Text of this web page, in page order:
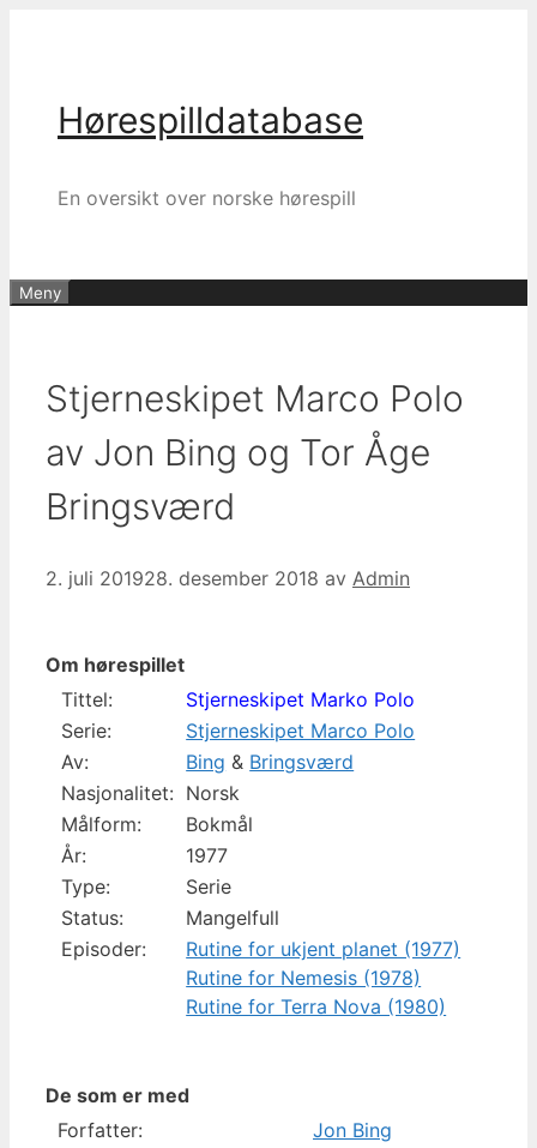
Hørespilldatabase
En oversikt over norske hørespill
Meny
Stjerneskipet Marco Polo
av Jon Bing og Tor Åge
Bringsværd
2. juli 201928. desember 2018 av Admin
Om hørespillet
Tittel:
Stjerneskipet Marko Polo
Serie:
Stjerneskipet Marco Polo
Av:
Bing & Bringsværd
Nasjonalitet: Norsk
Målform:
Bokmål
År:
1977
Type:
Serie
Status:
Mangelfull
Episoder:
Rutine for ukjent planet (1977)
Rutine for Nemesis (1978)
Rutine for Terra Nova (1980)
De som er med
Forfatter:
Jon Bing